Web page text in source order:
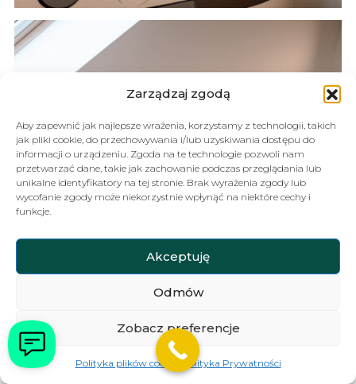
Zarządzaj zgodą
Aby zapewnić jak najlepsze wrażenia, korzystamy z technologii, takich
jak pliki cookie, do przechowywania i/lub uzyskiwania dostępu do
informacji o urządzeniu. Zgoda na te technologie pozwoli nam
przetwarzać dane, takie jak zachowanie podczas przeglądania lub
unikalne identyfikatory na tej stronie. Brak wyrażenia zgody lub
wycofanie zgody może niekorzystnie wpłynąć na niektóre cechy i
funkcje.
Akceptuję
Odmów
Zobacz preferencje
Polityka plików cookiesPolityka Prywatności